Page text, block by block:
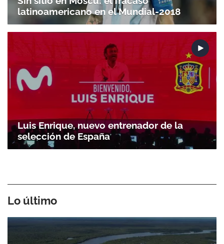
latinoamericano en el Mundial-2018
Luis Enrique, nuevo entrenador de la
selección de España
Lo último